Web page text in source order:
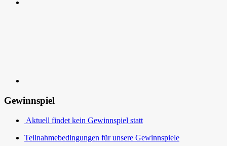
Gewinnspiel
Aktuell findet kein Gewinnspiel statt
Teilnahmebedingungen für unsere Gewinnspiele